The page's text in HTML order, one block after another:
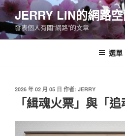
跳
至
主
要
JERRY LIN的網路
發表個人有關“網路”的文章
選單
發
2026 年 02 月 05 日 作者: JERRY
「緝魂火票」與「追